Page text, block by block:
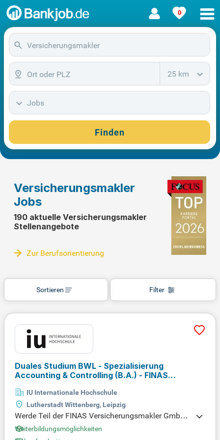
0
25 km
Jobs
Finden
Versicherungsmakler
Jobs
190 aktuelle Versicherungsmakler
Stellenangebote
Zur Berufsorientierung
Filter
Sortieren
Duales Studium BWL - Spezialisierung
Accounting & Controlling (B.A.) - FINAS
IU Internationale Hochschule
Lutherstadt Wittenberg, Leipzig
Werde Teil der FINAS Versicherungsmakler GmbH
und beginne am 1. Oktober 2026 deine Karriere! Wi
r bieten dir ein praxisnahes Studium an der IU, Cam
Weiterbildungsmöglichkeiten